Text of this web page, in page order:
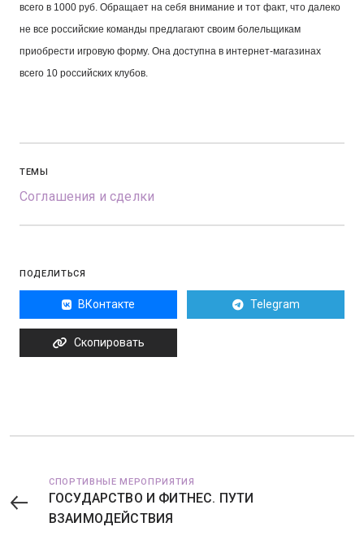
всего в 1000 руб. Обращает на себя внимание и тот факт, что далеко
не все российские команды предлагают своим болельщикам
приобрести игровую форму. Она доступна в интернет-магазинах
всего 10 российских клубов.
ТЕМЫ
Соглашения и сделки
ПОДЕЛИТЬСЯ
ВКонтакте Telegram
Скопировать
СПОРТИВНЫЕ МЕРОПРИЯТИЯ
ГОСУДАРСТВО И ФИТНЕС. ПУТИ
ВЗАИМОДЕЙСТВИЯ